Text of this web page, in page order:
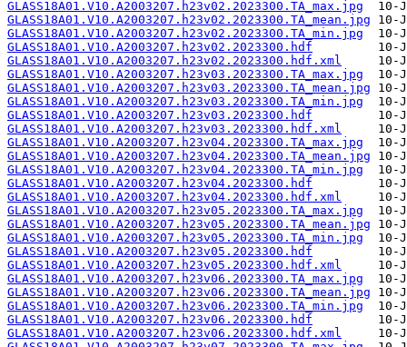
GLASS18A01.V10.A2003207.h23v02.2023300.TA_max.jpg
GLASS18A01.V10.A2003207.h23v02.2023300.TA_mean.jpg
GLASS18A01.V10.A2003207.h23v02.2023300.TA_min.jpg
GLASS18A01.V10.A2003207.h23v02.2023300.hdf
GLASS18A01.V10.A2003207.h23v02.2023300.hdf.xml
GLASS18A01.V10.A2003207.h23v03.2023300.TA_max.jpg
GLASS18A01.V10.A2003207.h23v03.2023300.TA_mean.jpg
GLASS18A01.V10.A2003207.h23v03.2023300.TA_min.jpg
GLASS18A01.V10.A2003207.h23v03.2023300.hdf
GLASS18A01.V10.A2003207.h23v03.2023300.hdf.xml
GLASS18A01.V10.A2003207.h23v04.2023300.TA_max.jpg
GLASS18A01.V10.A2003207.h23v04.2023300.TA_mean.jpg
GLASS18A01.V10.A2003207.h23v04.2023300.TA_min.jpg
GLASS18A01.V10.A2003207.h23v04.2023300.hdf
GLASS18A01.V10.A2003207.h23v04.2023300.hdf.xml
GLASS18A01.V10.A2003207.h23v05.2023300.TA_max.jpg
GLASS18A01.V10.A2003207.h23v05.2023300.TA_mean.jpg
GLASS18A01.V10.A2003207.h23v05.2023300.TA_min.jpg
GLASS18A01.V10.A2003207.h23v05.2023300.hdf
GLASS18A01.V10.A2003207.h23v05.2023300.hdf.xml
GLASS18A01.V10.A2003207.h23v06.2023300.TA_max.jpg
GLASS18A01.V10.A2003207.h23v06.2023300.TA_mean.jpg
GLASS18A01.V10.A2003207.h23v06.2023300.TA_min.jpg
GLASS18A01.V10.A2003207.h23v06.2023300.hdf
GLASS18A01.V10.A2003207.h23v06.2023300.hdf.xml